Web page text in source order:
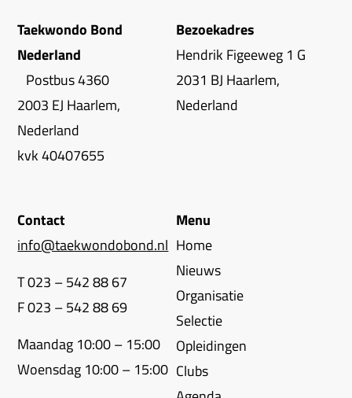
Taekwondo Bond
Nederland
Postbus 4360
2003 EJ Haarlem,
Nederland
kvk 40407655
Bezoekadres
Hendrik Figeeweg 1 G
2031 BJ Haarlem,
Nederland
Contact
info@taekwondobond.nl
T 023 – 542 88 67
F 023 – 542 88 69
Maandag 10:00 – 15:00
Woensdag 10:00 – 15:00
Menu
Home
Nieuws
Organisatie
Selectie
Opleidingen
Clubs